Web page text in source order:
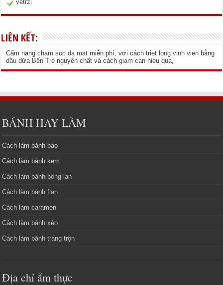
vetrzi
LIÊN KẾT:
Cẩm nangcham soc da mat miễn phí, với cáchtriet long vinh vien bằng
dầu dừa Bến Tre nguyên chất và cáchgiam can hieu qua
BÁNH HAY LÀM
Cách làm bánh bao
Cách làm bánh kem
Cách làm bánh bông lan
Cách làm bánh flan
Cách làm caramen
Cách làm bánh xèo
Cách làm bánh tráng trộn
Địa chỉ ẩm thực